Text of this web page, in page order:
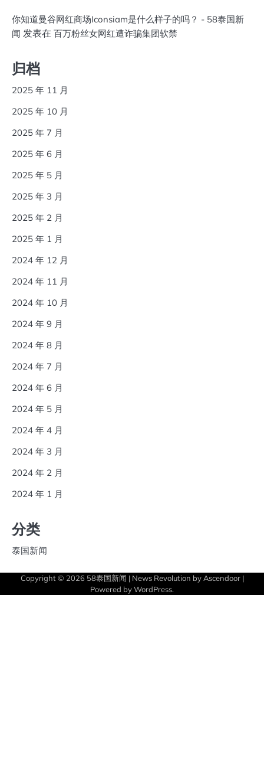
你知道曼谷网红商场Iconsiam是什么样子的吗？ - 58泰国新
闻 发表在 百万粉丝女网红遭诈骗集团软禁
归档
2025 年 11 月
2025 年 10 月
2025 年 7 月
2025 年 6 月
2025 年 5 月
2025 年 3 月
2025 年 2 月
2025 年 1 月
2024 年 12 月
2024 年 11 月
2024 年 10 月
2024 年 9 月
2024 年 8 月
2024 年 7 月
2024 年 6 月
2024 年 5 月
2024 年 4 月
2024 年 3 月
2024 年 2 月
2024 年 1 月
分类
泰国新闻
Copyright © 2026 58泰国新闻 | News Revolution byAscendoor|
Powered byWordPress.